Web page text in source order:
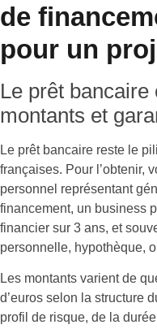
de
pour un
Le prêt
montants et
Le prêt bancaire reste le
françaises. Pour l’obtenir,
personnel représentant
financement, un business
financier sur 3 ans, et
personnelle, hypothèque,
Les montants varient de
d’euros selon la structure
profil de risque, de la